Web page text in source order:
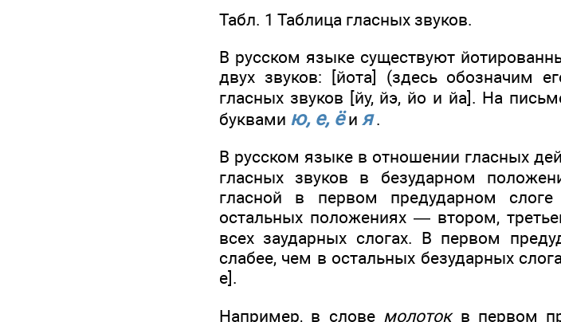
Табл. 1 Таблица гласных звуков.
В русском языке существуют
двух звуков: [йота] (здесь обозначим
гласных звуков [йу, йэ, йо и йа]. На
буквами ю, е, ёи я.
В русском языке в отношении гласных
гласных звуков в безударном
гласной в первом предударном
остальных положениях — втором,
всех заударных слогах. В первом
слабее, чем в остальных безударных
е].
Например, в слове молотокв первом